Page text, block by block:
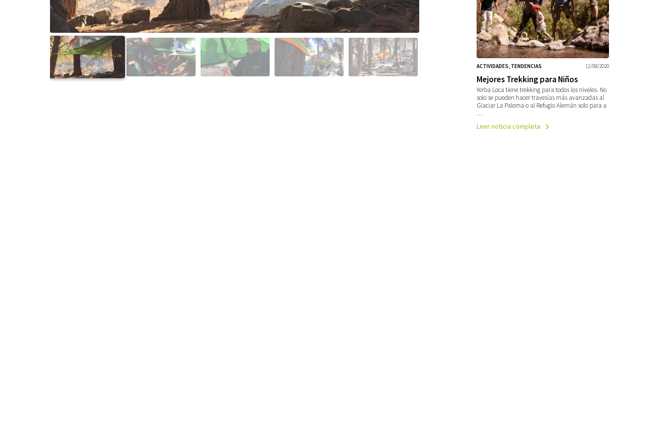
11/08/2020
ACTIVIDADES, TENDENCIAS
Mejores Trekking para Niños
Yerba Loca tiene trekking para todos los niveles. No
solo se pueden hacer travesías más avanzadas al
Glaciar La Paloma o al Refugio Alemán solo para a
…
Leer noticia completa